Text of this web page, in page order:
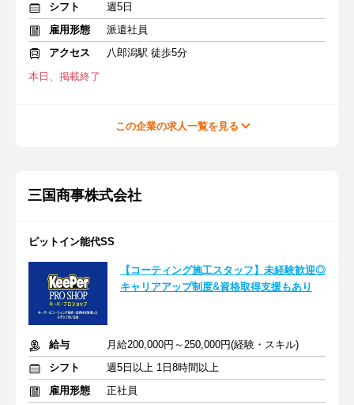
シフト
週5日
雇用形態
派遣社員
アクセス
八郎潟駅 徒歩5分
本日、掲載終了
この企業の求人一覧を見る
三国商事株式会社
ピットイン能代SS
【コーティング施工スタッフ】未経験歓迎◎
キャリアアップ制度&資格取得支援もあり
給与
月給200,000円～250,000円(経験・スキル)
シフト
週5日以上 1日8時間以上
雇用形態
正社員